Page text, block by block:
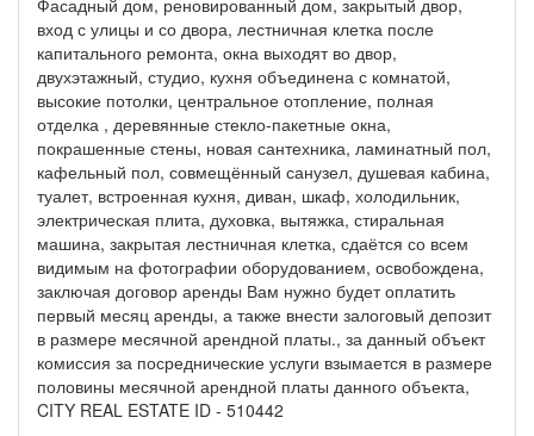
Фасадный дом, реновированный дом, закрытый двор,
вход с улицы и со двора, лестничная клетка после
капитального ремонта, окна выходят во двор,
двухэтажный, студио, кухня объединена с комнатой,
высокие потолки, центральное отопление, полная
отделка , деревянные стекло-пакетные окна,
покрашенные стены, новая сантехника, ламинатный пол,
кафельный пол, совмещённый санузел, душевая кабина,
туалет, встроенная кухня, диван, шкаф, холодильник,
электрическая плита, духовка, вытяжка, стиральная
машина, закрытая лестничная клетка, сдаётся со всем
видимым на фотографии оборудованием, освобождена,
заключая договор аренды Вам нужно будет оплатить
первый месяц аренды, а также внести залоговый депозит
в размере месячной арендной платы., за данный объект
комиссия за посреднические услуги взымается в размере
половины месячной арендной платы данного объекта,
CITY REAL ESTATE ID - 510442